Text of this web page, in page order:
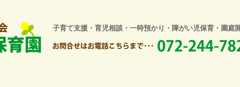
子育て支援・育児相談・一時預かり・障がい児保育・園庭